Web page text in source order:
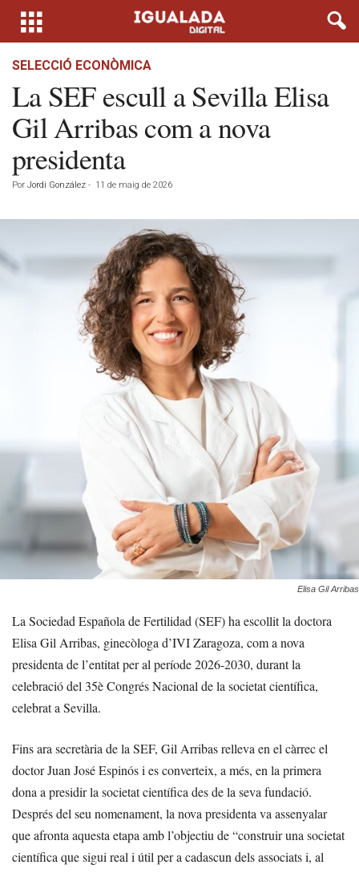
SELECCIÓ ECONÒMICA
La SEF escull a Sevilla Elisa
Gil Arribas com a nova
presidenta
Por Jordi González - 11 de maig de 2026
Elisa Gil Arribas
La Sociedad Española de Fertilidad (SEF) ha escollit la doctora
Elisa Gil Arribas, ginecòloga d’IVI Zaragoza, com a nova
presidenta de l’entitat per al període 2026-2030, durant la
celebració del 35è Congrés Nacional de la societat científica,
celebrat a Sevilla.
Fins ara secretària de la SEF, Gil Arribas relleva en el càrrec el
doctor Juan José Espinós i es converteix, a més, en la primera
dona a presidir la societat científica des de la seva fundació.
Després del seu nomenament, la nova presidenta va assenyalar
que afronta aquesta etapa amb l’objectiu de “construir una societat
científica que sigui real i útil per a cadascun dels associats i, al